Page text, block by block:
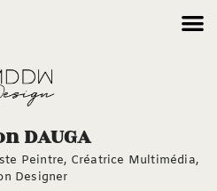
DAUGA
Peintre, Créatrice Multimédia,
Designer